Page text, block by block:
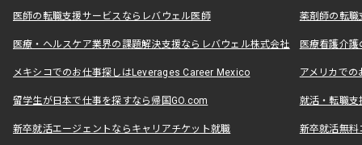
医師の転職支援サービスならレバウェル医師 薬剤師の転
医療・ヘルスケア業界の課題解決支援ならレバウェル株式会社 医療看護介
メキシコでのお仕事探しはLeverages Career Mexico アメリカで
留学生が日本で仕事を探すなら帰国GO.com 就活・転職
新卒就活エージェントならキャリアチケット就職 新卒就活無料